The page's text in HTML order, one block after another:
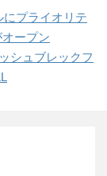
にプライオリテ
ープン
シュブレックフ